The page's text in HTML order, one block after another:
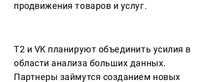
продвижения товаров и услуг.
T2 и VK планируют объединить усилия в
области анализа больших данных.
Партнеры займутся созданием новых